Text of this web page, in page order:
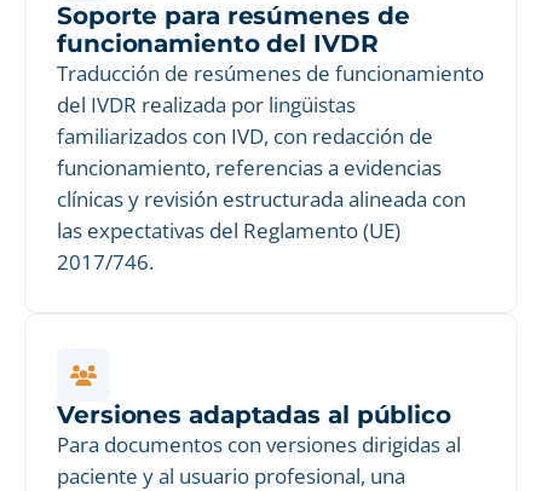
Soporte para resúmenes de
funcionamiento del IVDR
Traducción de resúmenes de funcionamiento
del IVDR realizada por lingüistas
familiarizados con IVD, con redacción de
funcionamiento, referencias a evidencias
clínicas y revisión estructurada alineada con
las expectativas del Reglamento (UE)
2017/746.
Versiones adaptadas al público
Para documentos con versiones dirigidas al
paciente y al usuario profesional, una